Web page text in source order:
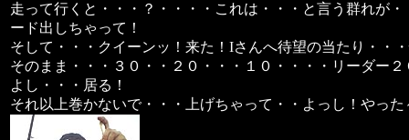
走って行くと・・・？・・・・これは・・・と言う群れが
ード出しちゃって！
そして・・・クイーンッ！来た！Iさんへ待望の当たり・・
そのまま・・・３０・・２０・・・１０・・・・リーダー
よし・・・居る！
それ以上巻かないで・・・上げちゃって・・よっし！やった